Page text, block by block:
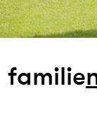
familie